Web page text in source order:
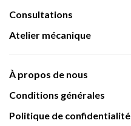
Consultations
Atelier mécanique
À propos de nous
Conditions générales
Politique de confidentialité